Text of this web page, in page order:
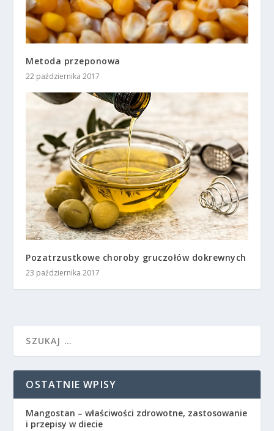
Metoda przeponowa
22 października 2017
Pozatrzustkowe choroby gruczołów dokrewnych
23 października 2017
OSTATNIE WPISY
Mangostan – właściwości zdrowotne, zastosowanie
i przepisy w diecie